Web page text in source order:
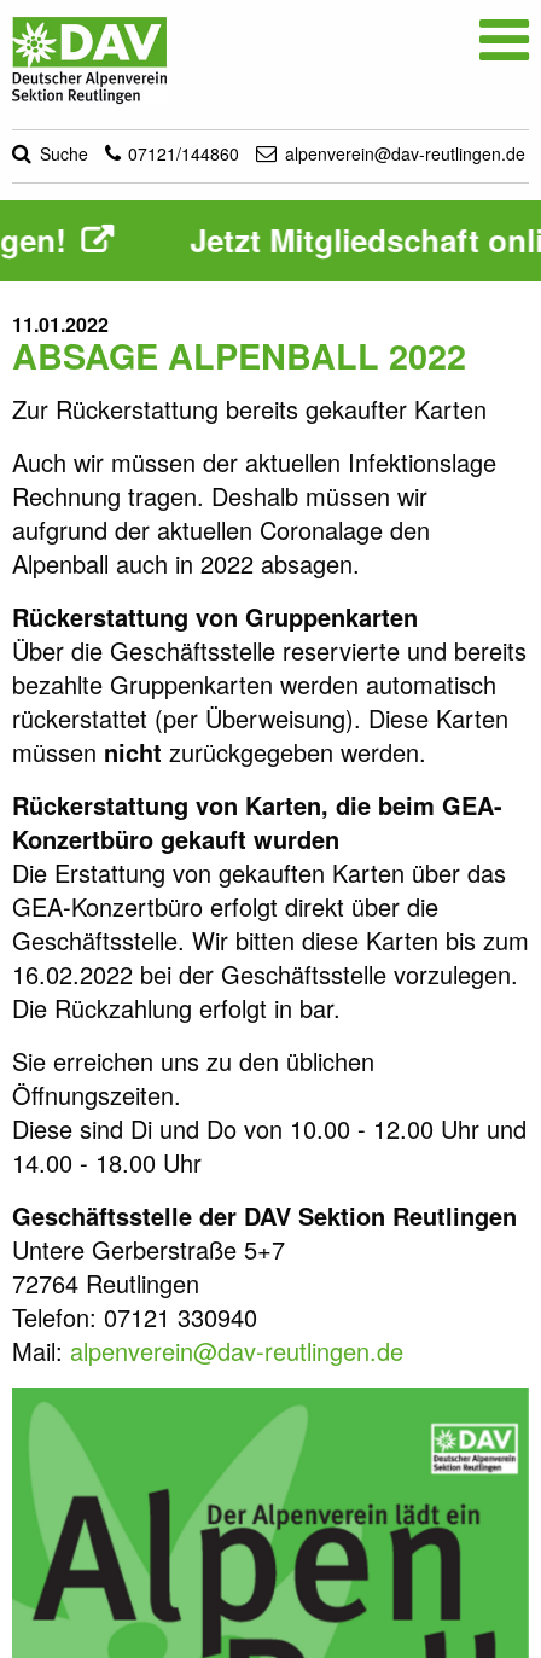

Suche 07121/144860 alpenverein@dav-reutlingen.de
Jetzt Mitgliedschaft
11.01.2022
ABSAGE ALPENBALL 2022
Zur Rückerstattung bereits gekaufter Karten
Auch wir müssen der aktuellen Infektionslage
Rechnung tragen. Deshalb müssen wir
aufgrund der aktuellen Coronalage den
Alpenball auch in 2022 absagen.
Rückerstattung von Gruppenkarten
Über die Geschäftsstelle reservierte und bereits
bezahlte Gruppenkarten werden automatisch
rückerstattet (per Überweisung). Diese Karten
müssen nicht zurückgegeben werden.
Rückerstattung von Karten, die beim GEA-
Konzertbüro gekauft wurden
Die Erstattung von gekauften Karten über das
GEA-Konzertbüro erfolgt direkt über die
Geschäftsstelle. Wir bitten diese Karten bis zum
16.02.2022 bei der Geschäftsstelle vorzulegen.
Die Rückzahlung erfolgt in bar.
Sie erreichen uns zu den üblichen
Öffnungszeiten.
Diese sind Di und Do von 10.00 - 12.00 Uhr und
14.00 - 18.00 Uhr
Geschäftsstelle der DAV Sektion Reutlingen
Untere Gerberstraße 5+7
72764 Reutlingen
Telefon: 07121 330940
Mail: alpenverein@dav-reutlingen.de